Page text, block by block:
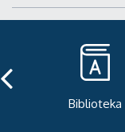
Biblioteka